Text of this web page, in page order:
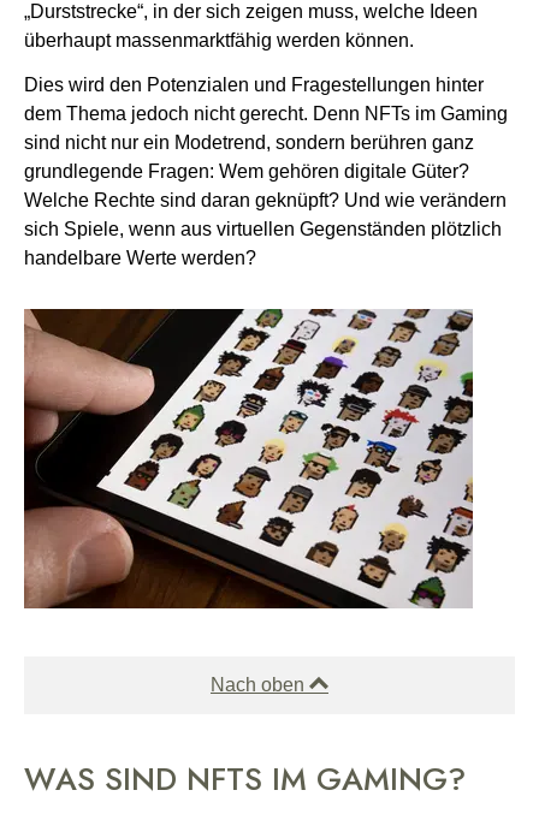
„Durststrecke“, in der sich zeigen muss, welche Ideen
überhaupt massenmarktfähig werden können.
Dies wird den Potenzialen und Fragestellungen hinter
dem Thema jedoch nicht gerecht. Denn NFTs im Gaming
sind nicht nur ein Modetrend, sondern berühren ganz
grundlegende Fragen: Wem gehören digitale Güter?
Welche Rechte sind daran geknüpft? Und wie verändern
sich Spiele, wenn aus virtuellen Gegenständen plötzlich
handelbare Werte werden?
Nach oben
WAS SIND NFTS IM GAMING?